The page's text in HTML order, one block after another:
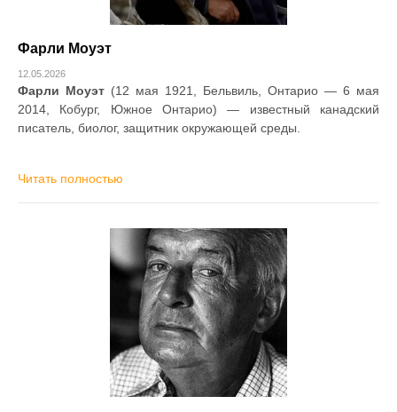
Фарли Моуэт
12.05.2026
Фарли Моуэт (12 мая 1921, Бельвиль, Онтарио — 6 мая
2014, Кобург, Южное Онтарио) — известный канадский
писатель, биолог, защитник окружающей среды.
Читать полностью